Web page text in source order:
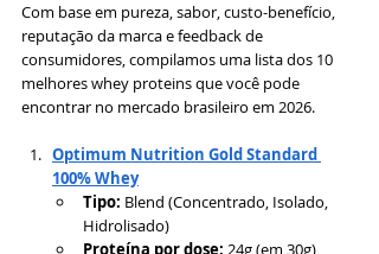
Com base em pureza, sabor, custo-benefício,
reputação da marca e feedback de
consumidores, compilamos uma lista dos 10
melhores whey proteins que você pode
encontrar no mercado brasileiro em 2026.
Optimum Nutrition Gold Standard
100% Whey
Tipo: Blend (Concentrado, Isolado,
Hidrolisado)